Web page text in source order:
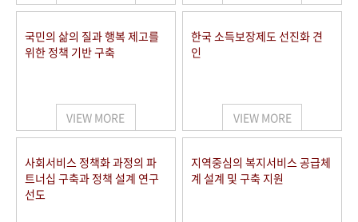
국민의 삶의 질과 행복 제고를
위한 정책 기반 구축
VIEW MORE
한국 소득보장제도 선진화 견
인
VIEW MORE
사회서비스 정책화 과정의 파
트너십 구축과 정책 설계 연구
선도
지역중심의 복지서비스 공급체
계 설계 및 구축 지원